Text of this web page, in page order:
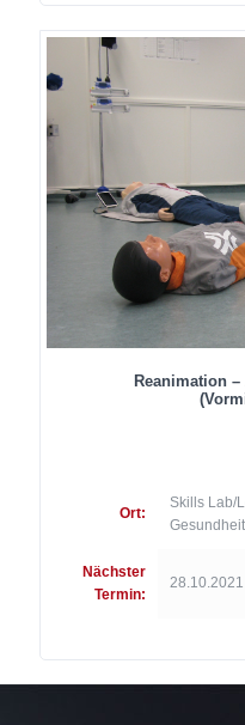
Reanimation
Ort:
Skills Lab/
Nächster
Termin: